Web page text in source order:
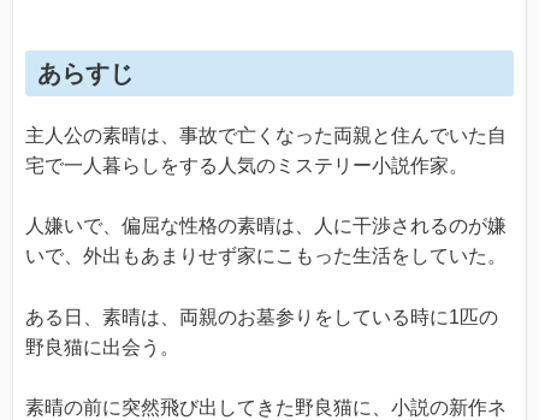
あらすじ
主人公の素晴は、事故で亡くなった両親と住んでいた自
宅で一人暮らしをする人気のミステリー小説作家。
人嫌いで、偏屈な性格の素晴は、人に干渉されるのが嫌
いで、外出もあまりせず家にこもった生活をしていた。
ある日、素晴は、両親のお墓参りをしている時に1匹の
野良猫に出会う。
素晴の前に突然飛び出してきた野良猫に、小説の新作ネ